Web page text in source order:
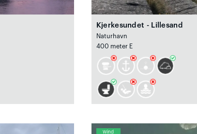
Kjerkesundet - Lillesand
Naturhavn
400 meter E
Wind